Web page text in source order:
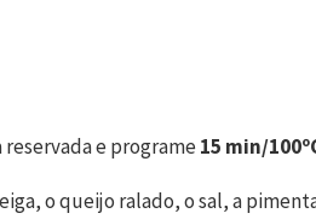
e programe15 min/
o queijo ralado, o sal, a